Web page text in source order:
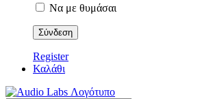
Να με θυμάσαι
Register
Καλάθι